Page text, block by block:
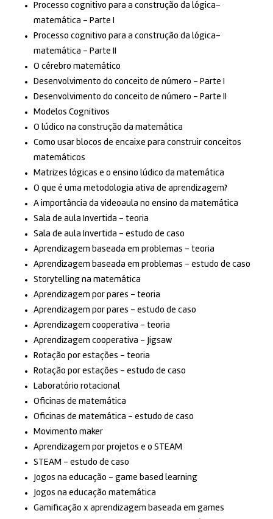
Processo cognitivo para a construção da lógica-
matemática – Parte I
Processo cognitivo para a construção da lógica-
matemática – Parte II
O cérebro matemático
Desenvolvimento do conceito de número – Parte I
Desenvolvimento do conceito de número – Parte II
Modelos Cognitivos
O lúdico na construção da matemática
Como usar blocos de encaixe para construir conceitos
matemáticos
Matrizes lógicas e o ensino lúdico da matemática
O que é uma metodologia ativa de aprendizagem?
A importância da videoaula no ensino da matemática
Sala de aula Invertida – teoria
Sala de aula Invertida – estudo de caso
Aprendizagem baseada em problemas – teoria
Aprendizagem baseada em problemas – estudo de caso
Storytelling na matemática
Aprendizagem por pares – teoria
Aprendizagem por pares – estudo de caso
Aprendizagem cooperativa – teoria
Aprendizagem cooperativa – Jigsaw
Rotação por estações – teoria
Rotação por estações – estudo de caso
Laboratório rotacional
Oficinas de matemática
Oficinas de matemática – estudo de caso
Movimento maker
Aprendizagem por projetos e o STEAM
STEAM – estudo de caso
Jogos na educação – game based learning
Jogos na educação matemática
Gamificação x aprendizagem baseada em games